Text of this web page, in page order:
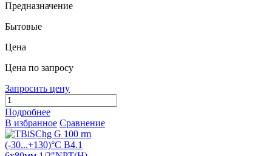
Предназначение
Бытовые
Цена
Цена по запросу
Запросить цену
Подробнее
В избранное Сравнение